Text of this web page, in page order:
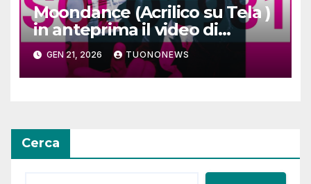
Moondance (Acrilico su Tela )
in anteprima il video di
SOLO1981
GEN 21, 2026 TUONONEWS
Cerca